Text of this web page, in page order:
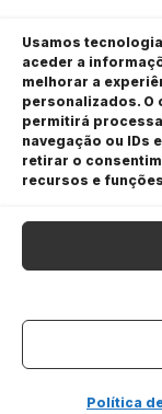
Usamos
aceder a
melhorar a
personalizados. O
permitirá
navegação ou IDs
retirar o
recursos e
Política
RAV SANY